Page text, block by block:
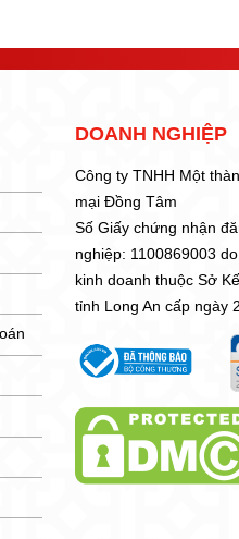
DOANH NGHIỆP
Công ty TNHH Một
mại Đồng Tâm
Số Giấy chứng nhận
nghiệp: 1100869003
kinh doanh thuộc Sở
tỉnh Long An cấp ngày